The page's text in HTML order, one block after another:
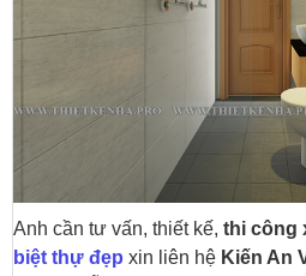
Anh cần tư vấn, thiết kế, thi công
biệt thự đẹp xin liên hệ Kiến An